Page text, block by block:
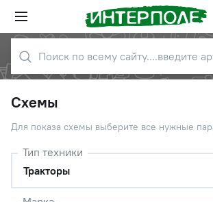
Схемы
Для показа схемы выберите все нужные
Тип техники
Тракторы